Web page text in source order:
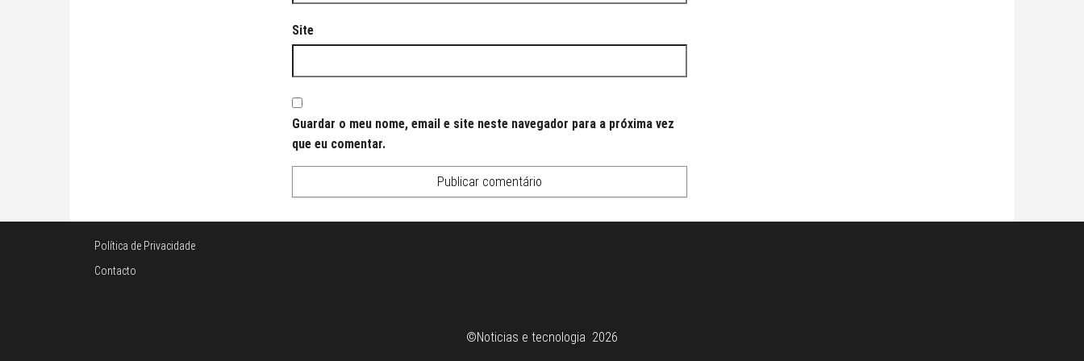
Site
Guardar o meu nome, email e site neste navegador para a próxima vez
que eu comentar.
Política de Privacidade
Contacto
©Noticias e tecnologia 2026